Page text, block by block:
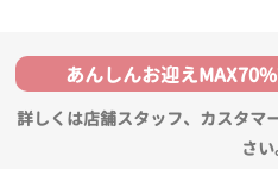
あんしんお迎え
詳しくは店舗スタッフ、カスタマ
さい